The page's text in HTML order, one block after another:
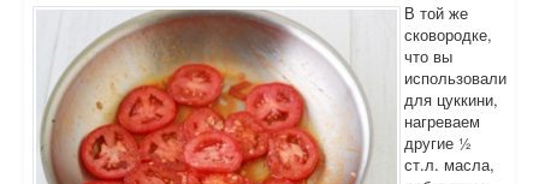
В той же
сковородке,
что вы
использовали
для цуккини,
нагреваем
другие ½
ст.л. масла,